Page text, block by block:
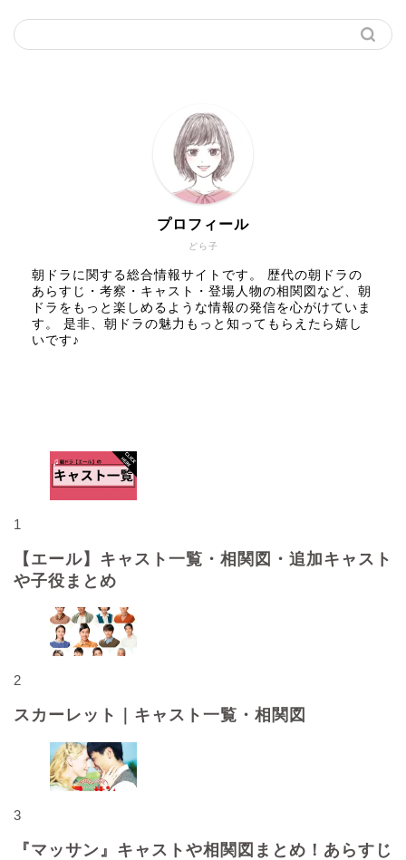
どら子
プロフィール
朝ドラに関する総合情報サイトです。 歴代の朝ドラの
あらすじ・考察・キャスト・登場人物の相関図など、朝
ドラをもっと楽しめるような情報の発信を心がけていま
す。 是非、朝ドラの魅力もっと知ってもらえたら嬉し
いです♪
1
【エール】キャスト一覧・相関図・追加キャスト
や子役まとめ
2
スカーレット｜キャスト一覧・相関図
3
『マッサン』キャストや相関図まとめ！あらすじ